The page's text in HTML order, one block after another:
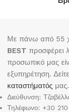
Με πάνω από 55
BEST προσφέρει
προσωπικό μας
εξυπηρέτηση.
καταστήματός μας.
Διεύθυνση:
Τηλέφωνο: +30